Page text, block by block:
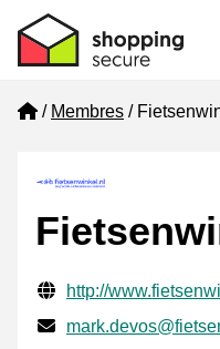
Home
Membres
Informations de contact
Website URL
http://
E-mail